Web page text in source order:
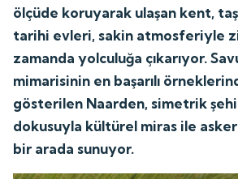
ölçüde koruyarak ulaşan kent,
tarihi evleri, sakin atmosferiyle
zamanda yolculuğa çıkarıyor.
mimarisinin en başarılı
gösterilen Naarden, simetrik
dokusuyla kültürel miras ile
bir arada sunuyor.